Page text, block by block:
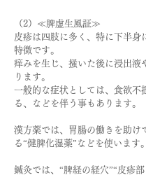
（2）≪脾虚生風証≫
皮疹は四肢に多く、特に下半身
特徴です。
痒みを生じ、掻いた後に浸出液
ります。
一般的な症状としては、食欲不
る、などを伴う事もあります。
漢方薬では、胃腸の働きを助け
る“健脾化湿薬”などを使います。
鍼灸では、 “脾経の経穴”“皮疹